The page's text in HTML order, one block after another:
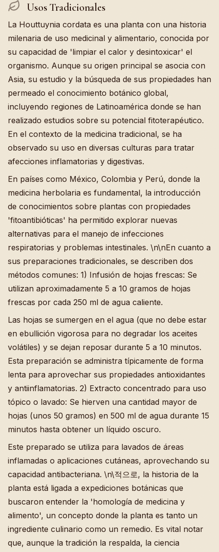
Usos Tradicionales
La Houttuynia cordata es una planta con una historia
milenaria de uso medicinal y alimentario, conocida por
su capacidad de 'limpiar el calor y desintoxicar' el
organismo. Aunque su origen principal se asocia con
Asia, su estudio y la búsqueda de sus propiedades han
permeado el conocimiento botánico global,
incluyendo regiones de Latinoamérica donde se han
realizado estudios sobre su potencial fitoterapéutico.
En el contexto de la medicina tradicional, se ha
observado su uso en diversas culturas para tratar
afecciones inflamatorias y digestivas.
En países como México, Colombia y Perú, donde la
medicina herbolaria es fundamental, la introducción
de conocimientos sobre plantas con propiedades
'fitoantibióticas' ha permitido explorar nuevas
alternativas para el manejo de infecciones
respiratorias y problemas intestinales. \n\nEn cuanto a
sus preparaciones tradicionales, se describen dos
métodos comunes: 1) Infusión de hojas frescas: Se
utilizan aproximadamente 5 a 10 gramos de hojas
frescas por cada 250 ml de agua caliente.
Las hojas se sumergen en el agua (que no debe estar
en ebullición vigorosa para no degradar los aceites
volátiles) y se dejan reposar durante 5 a 10 minutos.
Esta preparación se administra típicamente de forma
lenta para aprovechar sus propiedades antioxidantes
y antiinflamatorias. 2) Extracto concentrado para uso
tópico o lavado: Se hierven una cantidad mayor de
hojas (unos 50 gramos) en 500 ml de agua durante 15
minutos hasta obtener un líquido oscuro.
Este preparado se utiliza para lavados de áreas
inflamadas o aplicaciones cutáneas, aprovechando su
capacidad antibacteriana. \n\적으로, la historia de la
planta está ligada a expediciones botánicas que
buscaron entender la 'homología de medicina y
alimento', un concepto donde la planta es tanto un
ingrediente culinario como un remedio. Es vital notar
que, aunque la tradición la respalda, la ciencia